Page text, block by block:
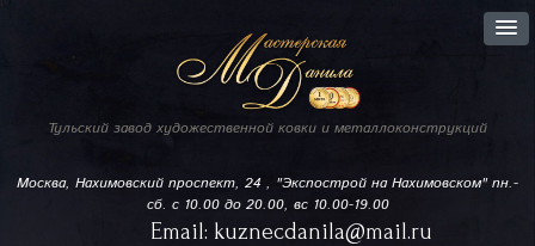
Тульский завод художественной ковки и металлоконструкций
Москва, Нахимовский проспект, 24 , "Экспострой на Нахимовском"пн.-
сб. с 10.00 до 20.00, вс 10.00-19.00
Email: kuznecdanila@mail.ru